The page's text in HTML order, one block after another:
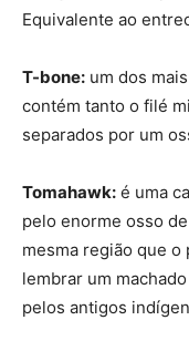
Equivalente ao
T-bone: um dos
contém tanto o filé
separados por um
Tomahawk: é uma
pelo enorme osso
mesma região que
lembrar um
pelos antigos